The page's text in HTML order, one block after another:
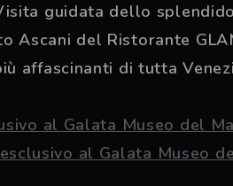
guidata dello
Ascani del Ristorante
affascinanti di tutta